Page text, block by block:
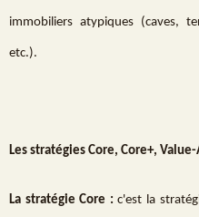
immobiliers atypiques (caves,
etc.).
Les stratégies Core, Core+,
La stratégie Core : c'est la